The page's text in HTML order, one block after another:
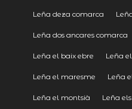
Leña deza comarca
Leña dos ancares comarca
Leña el baix ebre Leña
Leña el maresme Leña
Leña el montsià Leña